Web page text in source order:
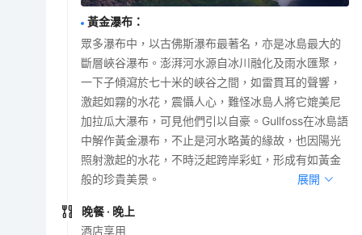
黃金瀑布 ：
眾多瀑布中，以古佛斯瀑布最著名，亦是冰島最大的
斷層峽谷瀑布。澎湃河水源自冰川融化及雨水匯聚，
一下子傾瀉於七十米的峽谷之間，如雷貫耳的聲響，
激起如霧的水花，震懾人心，難怪冰島人將它媲美尼
加拉瓜大瀑布，可見他們引以自豪。Gullfoss在冰島語
中解作黃金瀑布，不止是河水略黃的緣故，也因陽光
照射激起的水花，不時泛起跨岸彩虹，形成有如黃金
般的珍貴美景。
展開
晚餐 · 晚上
酒店享用